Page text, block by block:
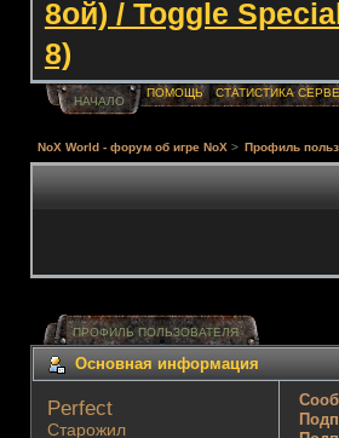
8ой) / Toggle
8)
НАЧАЛО
ПОМОЩЬ СТАТИСТИКА
NoX World - форум об игре NoX > Профиль
ПРОФИЛЬ ПОЛЬЗОВАТЕЛЯ
Основная информация
Perfect
Старожил